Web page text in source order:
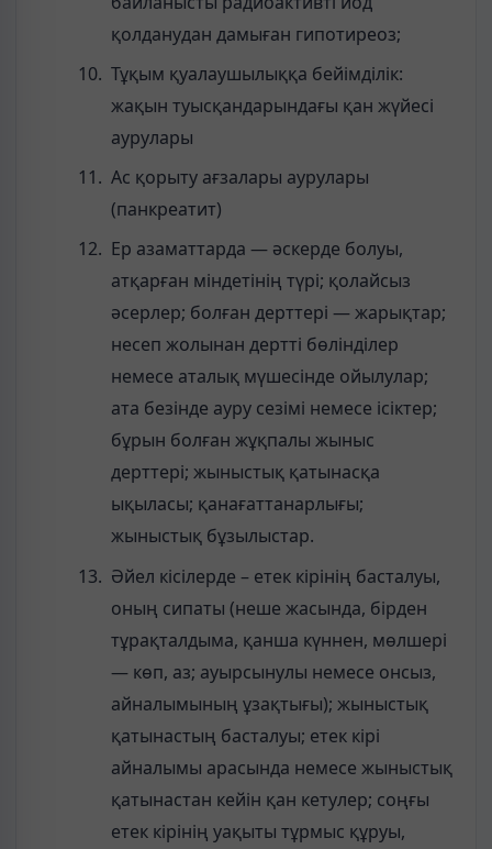
қолданудан дамыған гипотиреоз;
Тұқым қуалаушылыққа бейімділік:
жақын туысқандарындағы қан жүйесі
аурулары
Ас қорыту ағзалары аурулары
(панкреатит)
Ер азаматтарда — әскерде болуы,
атқарған міндетінің түрі; қолайсыз
әсерлер; болған дерттері — жарықтар;
несеп жолынан дертті бөлінділер
немесе аталық мүшесінде ойылулар;
ата безінде ауру сезімі немесе ісіктер;
бұрын болған жұқпалы жыныс
дерттері; жыныстық қатынасқа
ықыласы; қанағаттанарлығы;
жыныстық бұзылыстар.
Әйел кісілерде – етек кірінің басталуы,
оның сипаты (неше жасында, бірден
тұрақталдыма, қанша күннен, мөлшері
— көп, аз; ауырсынулы немесе онсыз,
айналымының ұзақтығы); жыныстық
қатынастың басталуы; етек кірі
айналымы арасында немесе жыныстық
қатынастан кейін қан кетулер; соңғы
етек кірінің уақыты тұрмыс құруы,